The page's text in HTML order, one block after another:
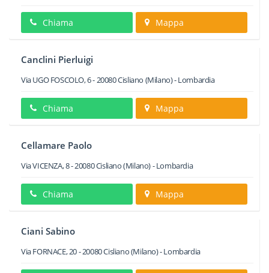
Chiama Mappa
Canclini Pierluigi
Via UGO FOSCOLO, 6-20080Cisliano (Milano) -Lombardia
Chiama Mappa
Cellamare Paolo
Via VICENZA, 8-20080Cisliano(Milano) -Lombardia
Chiama Mappa
Ciani Sabino
Via FORNACE, 20-20080Cisliano(Milano) -Lombardia